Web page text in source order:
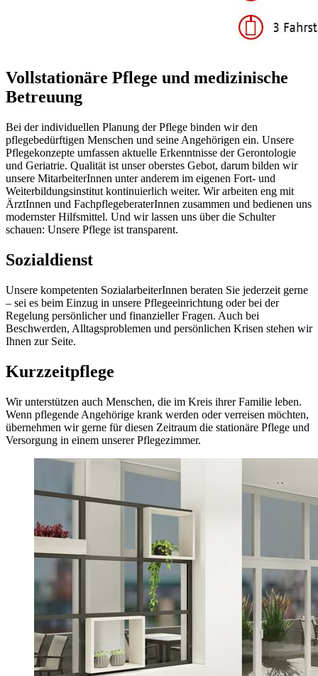
Vollstationäre Pflege und medizinische
Betreuung
Bei der individuellen Planung der Pflege binden wir den
pflegebedürftigen Menschen und seine Angehörigen ein. Unsere
Pflegekonzepte umfassen aktuelle Erkenntnisse der Gerontologie
und Geriatrie. Qualität ist unser oberstes Gebot, darum bilden wir
unsere MitarbeiterInnen unter anderem im eigenen Fort- und
Weiterbildungsinstitut kontinuierlich weiter. Wir arbeiten eng mit
ÄrztInnen und FachpflegeberaterInnen zusammen und bedienen uns
modernster Hilfsmittel. Und wir lassen uns über die Schulter
schauen: Unsere Pflege ist transparent.
Sozialdienst
Unsere kompetenten SozialarbeiterInnen beraten Sie jederzeit gerne
– sei es beim Einzug in unsere Pflegeeinrichtung oder bei der
Regelung persönlicher und finanzieller Fragen. Auch bei
Beschwerden, Alltagsproblemen und persönlichen Krisen stehen wir
Ihnen zur Seite.
Kurzzeitpflege
Wir unterstützen auch Menschen, die im Kreis ihrer Familie leben.
Wenn pflegende Angehörige krank werden oder verreisen möchten,
übernehmen wir gerne für diesen Zeitraum die stationäre Pflege und
Versorgung in einem unserer Pflegezimmer.